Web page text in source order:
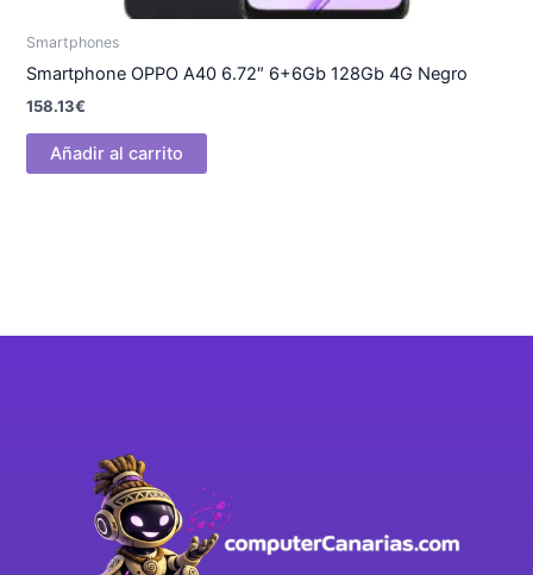
Smartphones
Smartphone OPPO A40 6.72″ 6+6Gb 128Gb 4G Negro
158.13€
Añadir al carrito